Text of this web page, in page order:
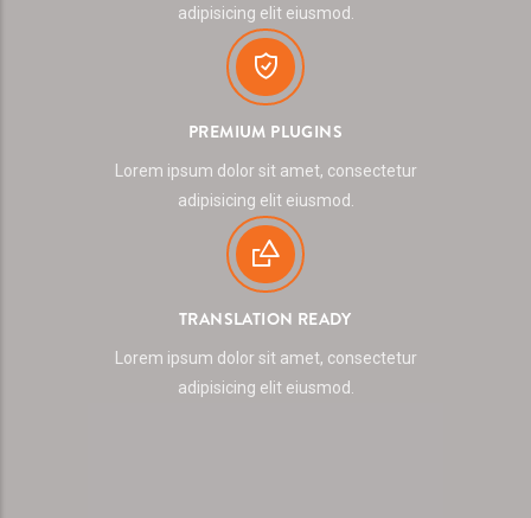
adipisicing elit eiusmod.
PREMIUM PLUGINS
Lorem ipsum dolor sit amet, consectetur
adipisicing elit eiusmod.
TRANSLATION READY
Lorem ipsum dolor sit amet, consectetur
adipisicing elit eiusmod.